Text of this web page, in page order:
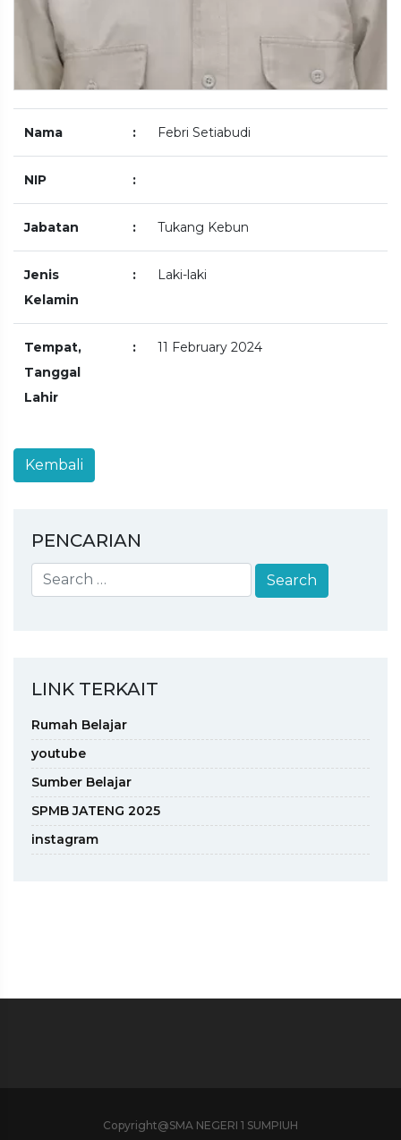
Nama : Febri Setiabudi
NIP :
Jabatan : Tukang Kebun
Jenis
Kelamin
: Laki-laki
Tempat,
Tanggal
Lahir
: 11 February 2024
PENCARIAN
LINK TERKAIT
Rumah Belajar
youtube
Sumber Belajar
SPMB JATENG 2025
instagram
Copyright@SMA NEGERI 1 SUMPIUH